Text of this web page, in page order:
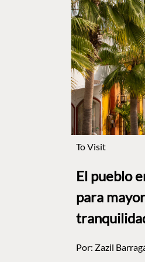
To Visit
El pueblo
para
Por: Zazil